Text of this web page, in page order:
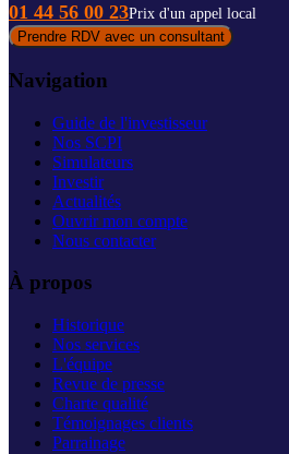
01 44 56 00 23Prix d'un appel local
Prendre RDV avec un consultant
Navigation
Guide de l'investisseur
Nos SCPI
Simulateurs
Investir
Actualités
Ouvrir mon compte
Nous contacter
À propos
Historique
Nos services
L'équipe
Revue de presse
Charte qualité
Témoignages clients
Parrainage